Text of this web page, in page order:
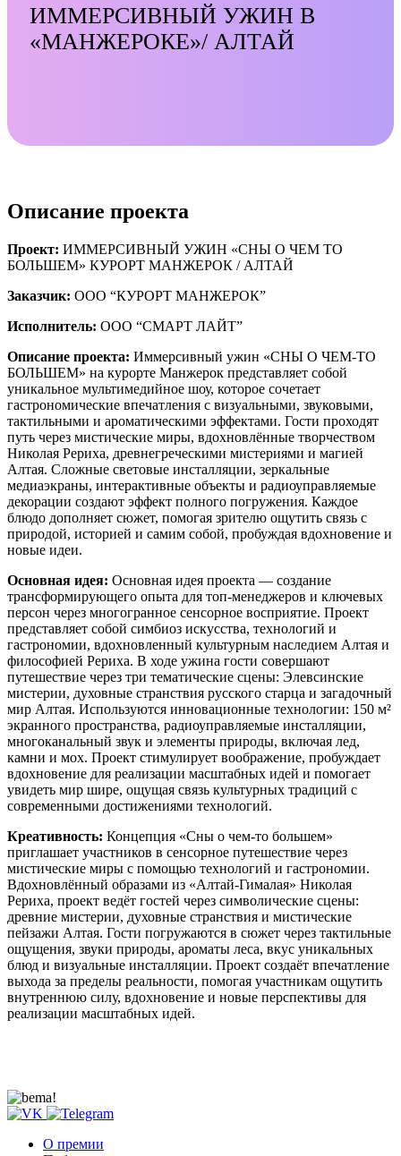
ИММЕРСИВНЫЙ УЖИН В
«МАНЖЕРОКЕ»/ АЛТАЙ
Описание проекта
Проект: ИММЕРСИВНЫЙ УЖИН «СНЫ О ЧЕМ ТО
БОЛЬШЕМ» КУРОРТ МАНЖЕРОК / АЛТАЙ
Заказчик: ООО “КУРОРТ МАНЖЕРОК”
Исполнитель: ООО “СМАРТ ЛАЙТ”
Описание проекта: Иммерсивный ужин «СНЫ О ЧЕМ-ТО
БОЛЬШЕМ» на курорте Манжерок представляет собой
уникальное мультимедийное шоу, которое сочетает
гастрономические впечатления с визуальными, звуковыми,
тактильными и ароматическими эффектами. Гости проходят
путь через мистические миры, вдохновлённые творчеством
Николая Рериха, древнегреческими мистериями и магией
Алтая. Сложные световые инсталляции, зеркальные
медиаэкраны, интерактивные объекты и радиоуправляемые
декорации создают эффект полного погружения. Каждое
блюдо дополняет сюжет, помогая зрителю ощутить связь с
природой, историей и самим собой, пробуждая вдохновение и
новые идеи.
Основная идея: Основная идея проекта — создание
трансформирующего опыта для топ-менеджеров и ключевых
персон через многогранное сенсорное восприятие. Проект
представляет собой симбиоз искусства, технологий и
гастрономии, вдохновленный культурным наследием Алтая и
философией Рериха. В ходе ужина гости совершают
путешествие через три тематические сцены: Элевсинские
мистерии, духовные странствия русского старца и загадочный
мир Алтая. Используются инновационные технологии: 150 м²
экранного пространства, радиоуправляемые инсталляции,
многоканальный звук и элементы природы, включая лед,
камни и мох. Проект стимулирует воображение, пробуждает
вдохновение для реализации масштабных идей и помогает
увидеть мир шире, ощущая связь культурных традиций с
современными достижениями технологий.
Креативность: Концепция «Сны о чем-то большем»
приглашает участников в сенсорное путешествие через
мистические миры с помощью технологий и гастрономии.
Вдохновлённый образами из «Алтай-Гималая» Николая
Рериха, проект ведёт гостей через символические сцены:
древние мистерии, духовные странствия и мистические
пейзажи Алтая. Гости погружаются в сюжет через тактильные
ощущения, звуки природы, ароматы леса, вкус уникальных
блюд и визуальные инсталляции. Проект создаёт впечатление
выхода за пределы реальности, помогая участникам ощутить
внутреннюю силу, вдохновение и новые перспективы для
реализации масштабных идей.
О премии